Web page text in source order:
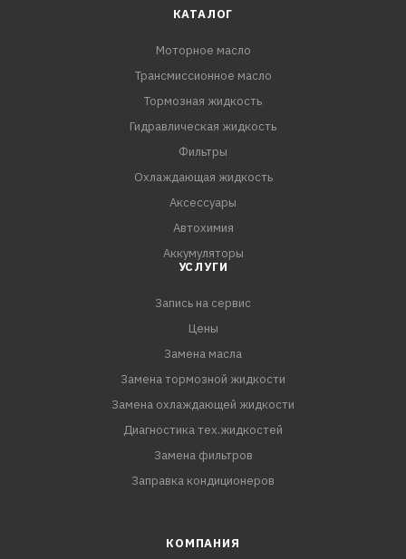
КАТАЛОГ
Моторное масло
Трансмиссионное масло
Тормозная жидкость
Гидравлическая жидкость
Фильтры
Охлаждающая жидкость
Аксессуары
Автохимия
Аккумуляторы
УСЛУГИ
Запись на сервис
Цены
Замена масла
Замена тормозной жидкости
Замена охлаждающей жидкости
Диагностика тех.жидкостей
Замена фильтров
Заправка кондиционеров
КОМПАНИЯ